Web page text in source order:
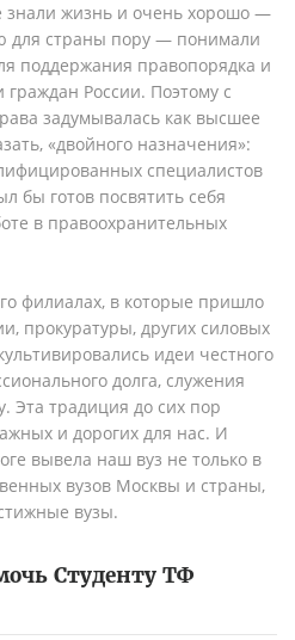
знали жизнь и очень хорошо —
для страны пору — понимали
поддержания правопорядка и
граждан России. Поэтому с
задумывалась как высшее
«двойного назначения»:
специалистов
бы готов посвятить себя
в правоохранительных
филиалах, в которые пришло
прокуратуры, других силовых
идеи честного
долга, служения
Эта традиция до сих пор
и дорогих для нас. И
вывела наш вуз не только в
вузов Москвы и страны,
вузы.
Студенту ТФ